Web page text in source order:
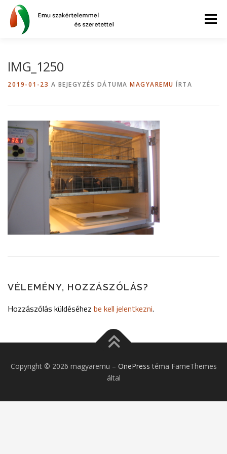
Tovább
tartalomhoz
Menü
IMG_1250
2019-01-23 A BEJEGYZÉS DÁTUMA MAGYAREMU ÍRTA
VÉLEMÉNY, HOZZÁSZÓLÁS?
Hozzászólás küldéséhez be kell jelentkezni.
Copyright © 2026 magyaremu – OnePress téma FameThemes
által